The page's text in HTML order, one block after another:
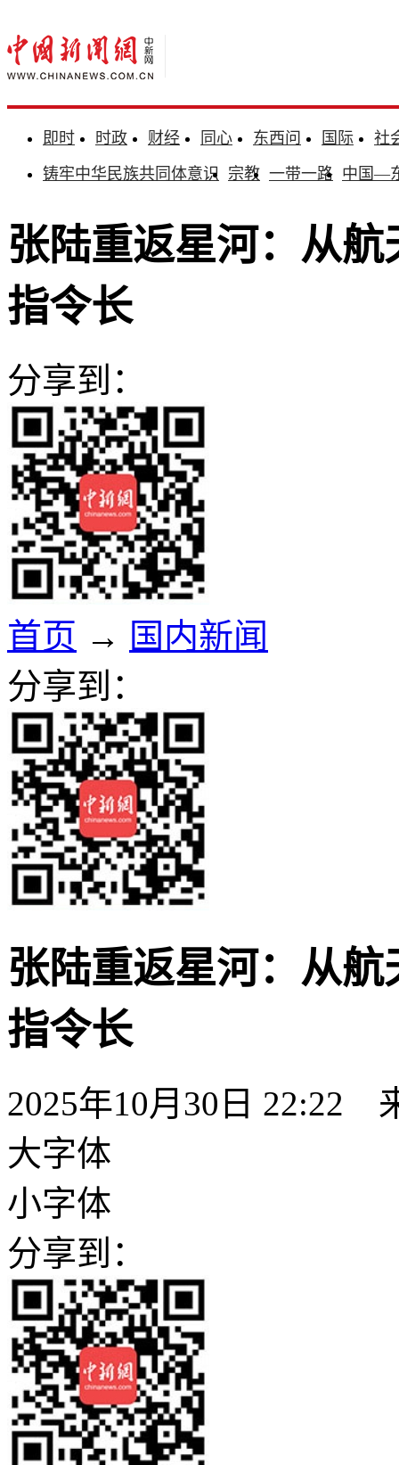
即时 时政 财经 同心 东西问 国际
社
铸牢中华民族共同体意识 宗教 一带一路 中国—
张陆重返星河：从航
指令长
分享到：
首页 → 国内新闻
分享到：
张陆重返星河：从航
指令长
2025年10月30日 22:22
大字体
小字体
分享到：